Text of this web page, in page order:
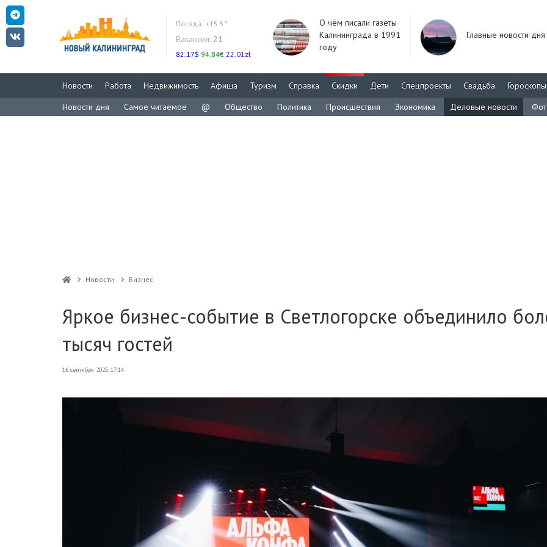
Погода: +15.5°
Вакансии: 21
82.17$ 94.84€ 22.01zł
О чём писали газеты
Калининграда в 1991
году
Главные новости дня
Новости Работа Недвижимость Афиша Туризм Справка Скидки Дети Спецпроекты Свадьба
Гороскопы
Новости дня
Самое читаемое @ Общество Политика Происшествия Экономика Деловые новости
Новости Бизнес
Яркое бизнес-событие в Светлогорске объединило
тысяч гостей
16 сентября 2025, 17:14